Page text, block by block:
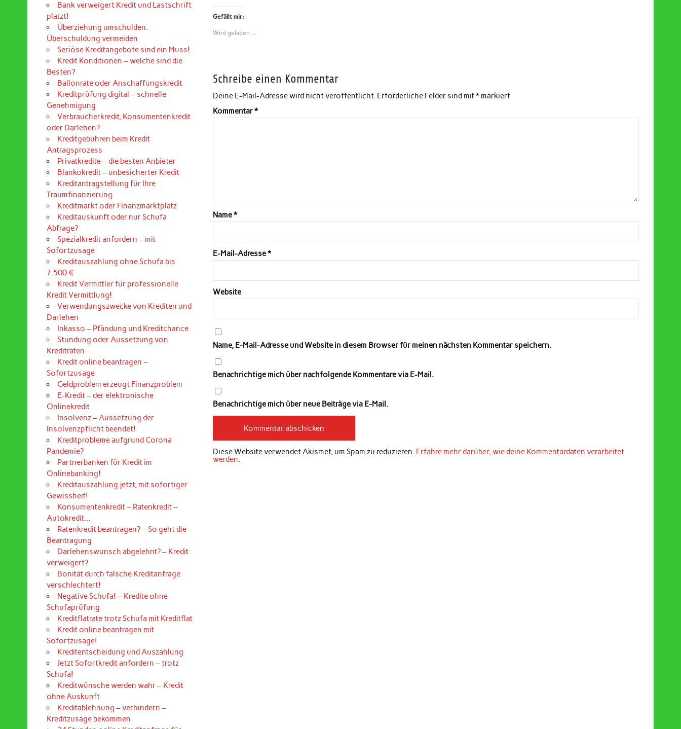
Gefällt mir:
Wird geladen …
Schreibe einen Kommentar
Deine E-Mail-Adresse wird nicht veröffentlicht. Erforderliche Felder sind mit* markiert
Kommentar*
Name*
E-Mail-Adresse*
Website
Name, E-Mail-Adresse und Website in diesem Browser für meinen nächsten Kommentar speichern.
Benachrichtige mich über nachfolgende Kommentare via E-Mail.
Benachrichtige mich über neue Beiträge via E-Mail.
Diese Website verwendet Akismet, um Spam zu reduzieren. Erfahre mehr darüber, wie deine Kommentardaten verarbeitet
werden.
Bank verweigert Kredit und Lastschrift
platzt!
Überziehung umschulden.
Überschuldung vermeiden
Seriöse Kreditangebote sind ein Muss!
Kredit Konditionen – welche sind die
Besten?
Ballonrate oder Anschaffungskredit
Kreditprüfung digital – schnelle
Genehmigung
Verbraucherkredit, Konsumentenkredit
oder Darlehen?
Kreditgebühren beim Kredit
Antragsprozess
Privatkredite – die besten Anbieter
Blankokredit – unbesicherter Kredit
Kreditantragstellung für Ihre
Traumfinanzierung
Kreditmarkt oder Finanzmarktplatz
Kreditauskunft oder nur Schufa
Abfrage?
Spezialkredit anfordern – mit
Sofortzusage
Kreditauszahlung ohne Schufa bis
7.500 €
Kredit Vermittler für professionelle
Kredit Vermittlung!
Verwendungszwecke von Krediten und
Darlehen
Inkasso – Pfändung und Kreditchance
Stundung oder Aussetzung von
Kreditraten
Kredit online beantragen –
Sofortzusage
Geldproblem erzeugt Finanzproblem
E-Kredit – der elektronische
Onlinekredit
Insolvenz – Aussetzung der
Insolvenzpflicht beendet!
Kreditprobleme aufgrund Corona
Pandemie?
Partnerbanken für Kredit im
Onlinebanking!
Kreditauszahlung jetzt, mit sofortiger
Gewissheit!
Konsumentenkredit – Ratenkredit –
Autokredit…
Ratenkredit beantragen? – So geht die
Beantragung
Darlehenswunsch abgelehnt? – Kredit
verweigert?
Bonität durch falsche Kreditanfrage
verschlechtert!
Negative Schufa! – Kredite ohne
Schufaprüfung
Kreditflatrate trotz Schufa mit Kreditflat
Kredit online beantragen mit
Sofortzusage!
Kreditentscheidung und Auszahlung
Jetzt Sofortkredit anfordern – trotz
Schufa!
Kreditwünsche werden wahr – Kredit
ohne Auskunft
Kreditablehnung – verhindern –
Kreditzusage bekommen